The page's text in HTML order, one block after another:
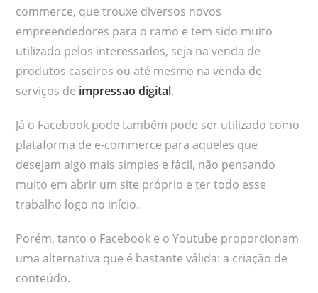
commerce, que trouxe diversos novos
empreendedores para o ramo e tem sido muito
utilizado pelos interessados, seja na venda de
produtos caseiros ou até mesmo na venda de
serviços de impressao digital.
Já o Facebook pode também pode ser utilizado como
plataforma de e-commerce para aqueles que
desejam algo mais simples e fácil, não pensando
muito em abrir um site próprio e ter todo esse
trabalho logo no início.
Porém, tanto o Facebook e o Youtube proporcionam
uma alternativa que é bastante válida: a criação de
conteúdo.